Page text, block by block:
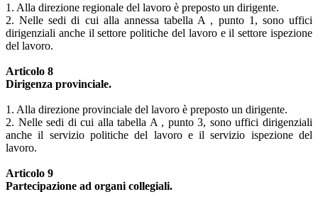
1. Alla direzione regionale del lavoro è preposto un dirigente.
2. Nelle sedi di cui alla annessa tabella A , punto 1, sono uffici
dirigenziali anche il settore politiche del lavoro e il settore ispezione
del lavoro.
Articolo 8
Dirigenza provinciale.
1. Alla direzione provinciale del lavoro è preposto un dirigente.
2. Nelle sedi di cui alla tabella A , punto 3, sono uffici dirigenziali
anche il servizio politiche del lavoro e il servizio ispezione del
lavoro.
Articolo 9
Partecipazione ad organi collegiali.